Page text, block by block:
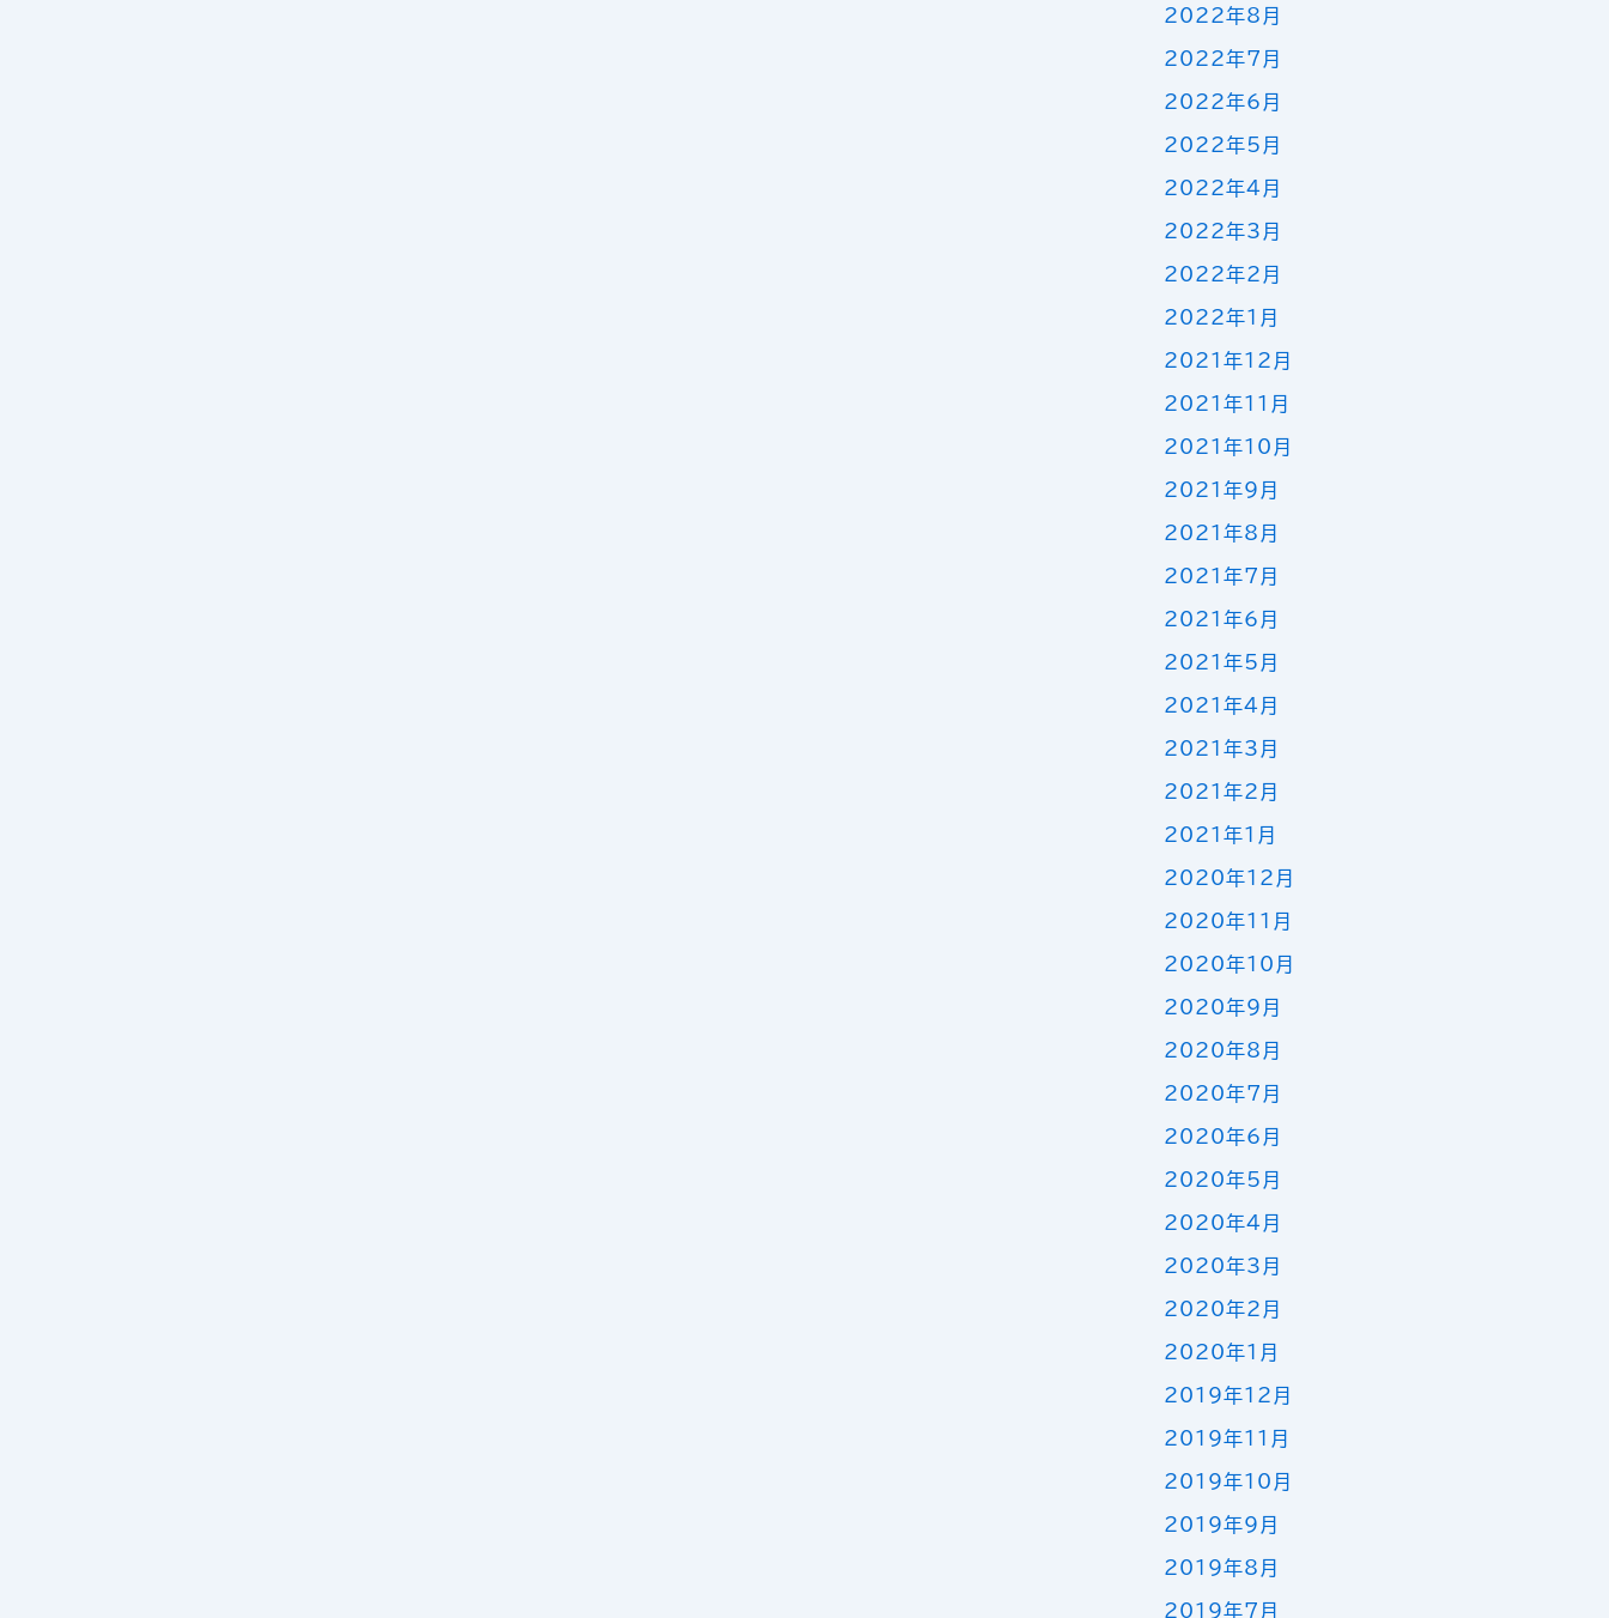
2022年8月
2022年7月
2022年6月
2022年5月
2022年4月
2022年3月
2022年2月
2022年1月
2021年12月
2021年11月
2021年10月
2021年9月
2021年8月
2021年7月
2021年6月
2021年5月
2021年4月
2021年3月
2021年2月
2021年1月
2020年12月
2020年11月
2020年10月
2020年9月
2020年8月
2020年7月
2020年6月
2020年5月
2020年4月
2020年3月
2020年2月
2020年1月
2019年12月
2019年11月
2019年10月
2019年9月
2019年8月
2019年7月